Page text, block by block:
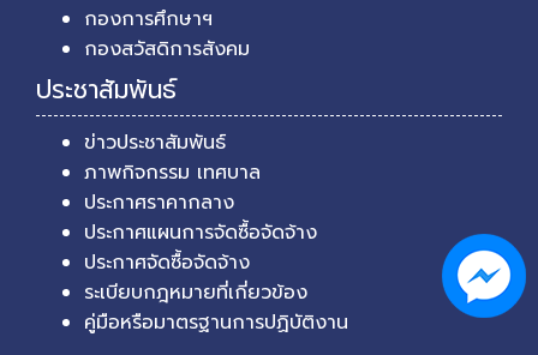
กองการศึกษาฯ
กองสวัสดิการสังคม
ประชาสัมพันธ์
ข่าวประชาสัมพันธ์
ภาพกิจกรรม เทศบาล
ประกาศราคากลาง
ประกาศแผนการจัดซื้อจัดจ้าง
ประกาศจัดซื้อจัดจ้าง
ระเบียบกฎหมายที่เกี่ยวข้อง
คู่มือหรือมาตรฐานการปฏิบัติงาน